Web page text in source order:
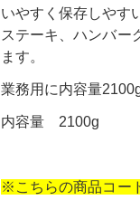
いやすく保存しやす
ステーキ、ハンバー
ます。
業務用に内容量
内容量 2100g
※こちらの商品コー